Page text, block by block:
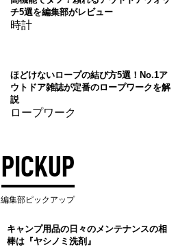
チ5選を編集部がレビュー
時計
ほどけないロープの結び方5選！No.1ア
ウトドア雑誌が定番のロープワークを解
説
ロープワーク
PICKUP
編集部ピックアップ
キャンプ用品の日々のメンテナンスの相
棒は『ヤシノミ洗剤』